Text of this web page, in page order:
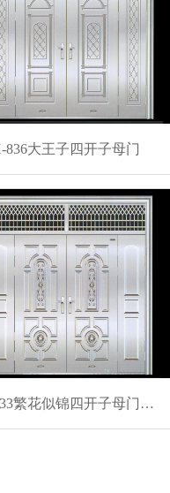
836大王子四开子母门
繁花似锦四开子母门…